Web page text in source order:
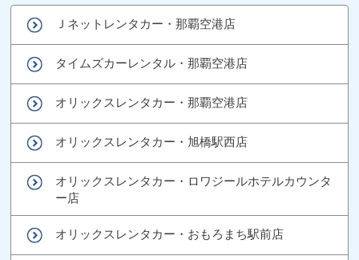
Ｊネットレンタカー・那覇空港店
タイムズカーレンタル・那覇空港店
オリックスレンタカー・那覇空港店
オリックスレンタカー・旭橋駅西店
オリックスレンタカー・ロワジールホテルカウンタ
ー店
オリックスレンタカー・おもろまち駅前店